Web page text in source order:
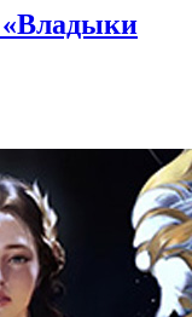
«Владыки